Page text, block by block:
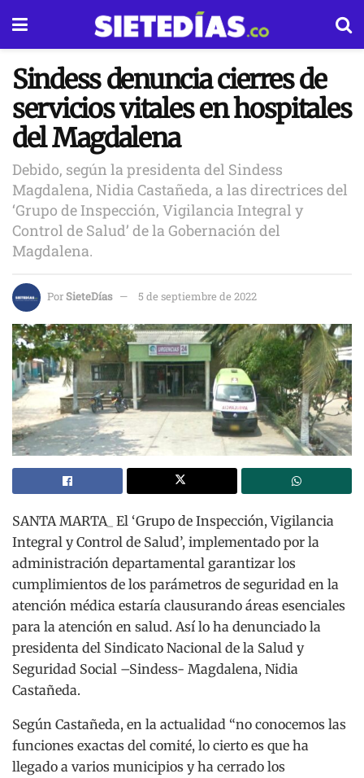
Sindess denuncia cierres de
servicios vitales en hospitales
del Magdalena
Debido, según la presidenta del Sindess
Magdalena, Nidia Castañeda, a las directrices del
‘Grupo de Inspección, Vigilancia Integral y
Control de Salud’ de la Gobernación del
Magdalena.
PorSieteDías 5 de septiembre de 2022
SANTA MARTA_ El ‘Grupo de Inspección, Vigilancia
Integral y Control de Salud’, implementado por la
administración departamental garantizar los
cumplimientos de los parámetros de seguridad en la
atención médica estaría clausurando áreas esenciales
para la atención en salud. Así lo ha denunciado la
presidenta del Sindicato Nacional de la Salud y
Seguridad Social –Sindess- Magdalena, Nidia
Castañeda.
Según Castañeda, en la actualidad “no conocemos las
funciones exactas del comité, lo cierto es que ha
llegado a varios municipios y ha cerrado los